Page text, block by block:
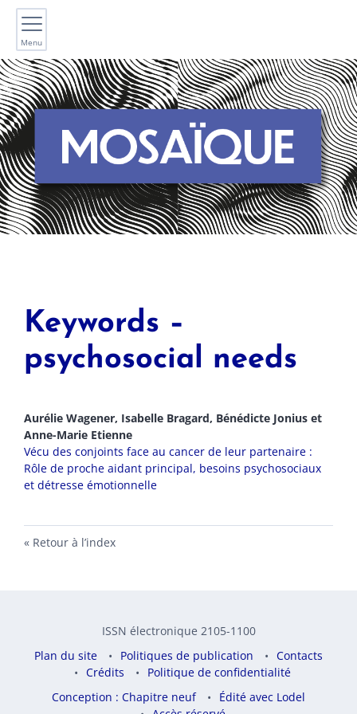
Menu
Keywords –
psychosocial needs
Aurélie Wagener, Isabelle Bragard, Bénédicte Jonius et
Anne-Marie Etienne
Vécu des conjoints face au cancer de leur partenaire :
Rôle de proche aidant principal, besoins psychosociaux
et détresse émotionnelle
Retour à l’index
ISSN électronique 2105-1100
Plan du site
Politiques de publication
Contacts
Crédits
Politique de confidentialité
Conception : Chapitre neuf
Édité avec Lodel